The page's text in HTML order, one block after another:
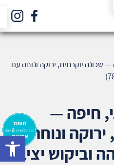
ירוקה
(780)
שכונה יוקרתית, ירוקה ונוחה עם
חיפה —
ירוקה ונוחה עם
וביקוש יציב